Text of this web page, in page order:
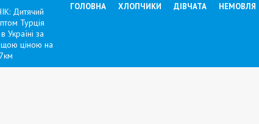
Дитячий
Турція
Україні за
ціною на
ГОЛОВНА ХЛОПЧИКИ ДІВЧАТА НЕМОВЛЯ